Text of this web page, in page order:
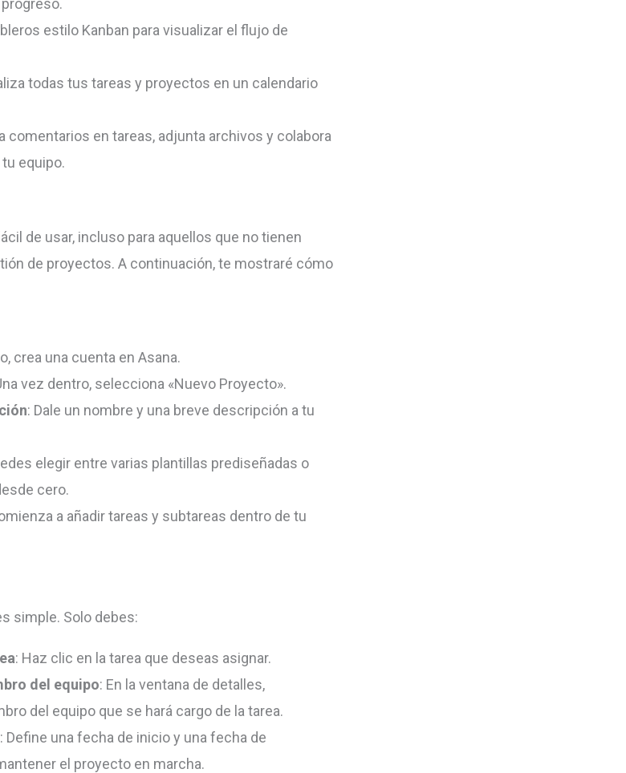
estilo Kanban para visualizar el flujo de
todas tus tareas y proyectos en un calendario
comentarios en tareas, adjunta archivos y colabora
equipo.
de usar, incluso para aquellos que no tienen
de proyectos. A continuación, te mostraré cómo
crea una cuenta en Asana.
vez dentro, selecciona «Nuevo Proyecto».
: Dale un nombre y una breve descripción a tu
elegir entre varias plantillas prediseñadas o
cero.
a añadir tareas y subtareas dentro de tu
simple. Solo debes:
: Haz clic en la tarea que deseas asignar.
del equipo: En la ventana de detalles,
del equipo que se hará cargo de la tarea.
: Define una fecha de inicio y una fecha de
el proyecto en marcha.